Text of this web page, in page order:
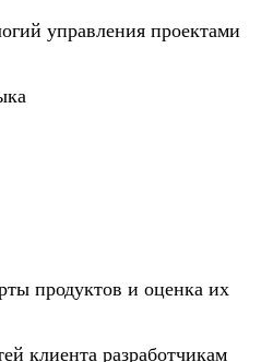
управления проектами
продуктов и оценка их
клиента разработчикам